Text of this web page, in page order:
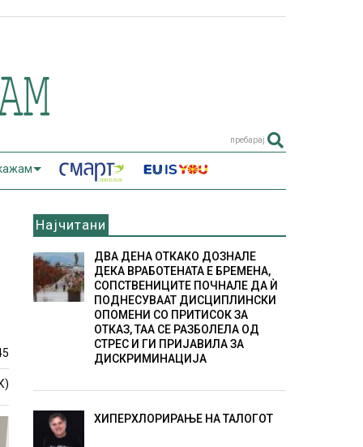
пребарај
Најчитани
ДВА ДЕНА ОТКАКО ДОЗНАЛЕ
ДЕКА ВРАБОТЕНАТА Е БРЕМЕНА,
СОПСТВЕНИЦИТЕ ПОЧНАЛЕ ДА Ѝ
ПОДНЕСУВААТ ДИСЦИПЛИНСКИ
ОПОМЕНИ СО ПРИТИСОК ЗА
ОТКАЗ, ТАА СЕ РАЗБОЛЕЛА ОД
СТРЕС И ГИ ПРИЈАВИЛА ЗА
ДИСКРИМИНАЦИЈА
ХИПЕРХЛОРИРАЊЕ НА ТАЛОГОТ